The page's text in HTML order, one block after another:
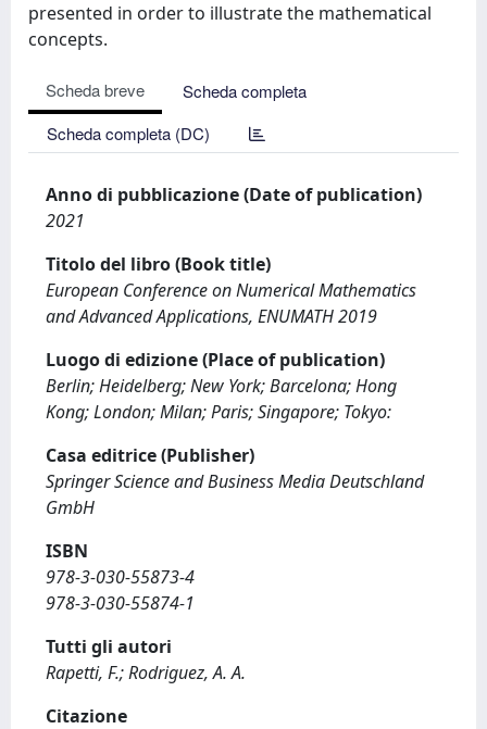
presented in order to illustrate the mathematical
concepts.
Scheda breve
Scheda completa
Scheda completa (DC)
Anno di pubblicazione (Date of publication)
2021
Titolo del libro (Book title)
European Conference on Numerical Mathematics
and Advanced Applications, ENUMATH 2019
Luogo di edizione (Place of publication)
Berlin; Heidelberg; New York; Barcelona; Hong
Kong; London; Milan; Paris; Singapore; Tokyo:
Casa editrice (Publisher)
Springer Science and Business Media Deutschland
GmbH
ISBN
978-3-030-55873-4
978-3-030-55874-1
Tutti gli autori
Rapetti, F.; Rodriguez, A. A.
Citazione